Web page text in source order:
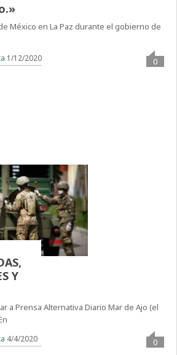
México en La Paz durante el gobierno de
1/12/2020 0
Y
a Prensa Alternativa Diario Mar de Ajo (el
4/4/2020 0